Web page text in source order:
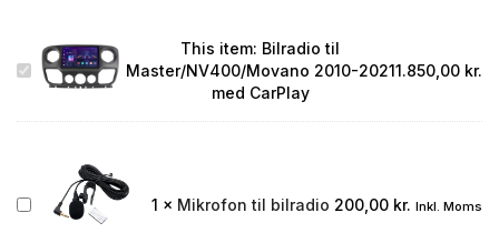
Bilradio
CarPlay
This item: Bilradio til
Master/NV400/Movano 2010-2021
med CarPlay
1.850,00 kr.
Mikrofon
1 × Mikrofon til bilradio 200,00 kr. Inkl. Moms